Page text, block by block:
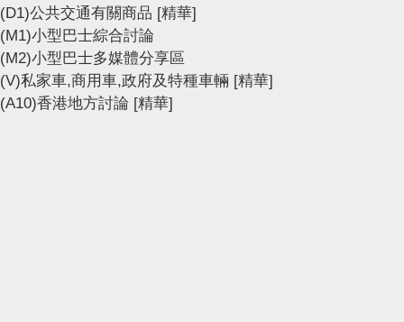
(D1)公共交通有關商品 [精華]
(M1)小型巴士綜合討論
(M2)小型巴士多媒體分享區
(V)私家車,商用車,政府及特種車輛 [精華]
(A10)香港地方討論 [精華]